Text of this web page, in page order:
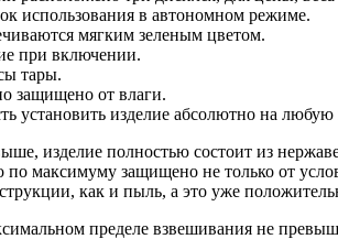
использования в автономном режиме.
мягким зеленым цветом.
при включении.
тары.
защищено от влаги.
установить изделие абсолютно на
изделие полностью состоит из
максимуму защищено не только от
как и пыль, а это уже
пределе взвешивания не